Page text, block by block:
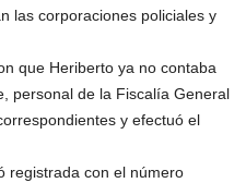
las corporaciones policiales y
que Heriberto ya no contaba
personal de la Fiscalía General
y efectuó el
registrada con el número